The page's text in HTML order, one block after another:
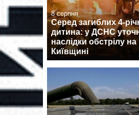
8 серпня
Серед загиблих 4-
дитина: у ДСНС
наслідки обстрілу на
Київщині